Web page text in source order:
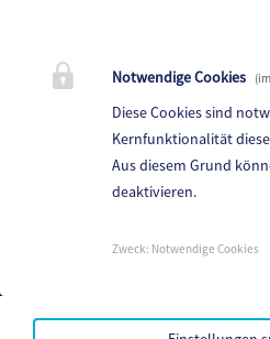
Hauptstraße 83,
Telefon:+43
Fax: +43
E-Mail:
Notwendige Cookies
Diese Cookies sind
Kernfunktionalität
Aus diesem Grund
deaktivieren.
Zweck: Notwendige Cookies